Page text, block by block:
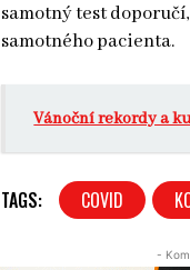
samotný test
samotného pacienta.
Vánoční rekordy a
TAGS: COVID
-